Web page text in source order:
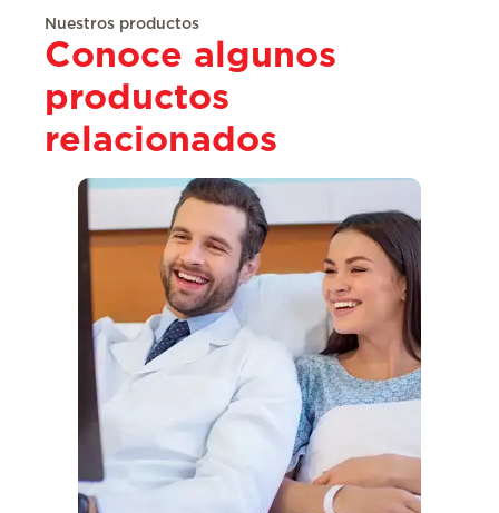
Nuestros productos
Conoce algunos
productos
relacionados